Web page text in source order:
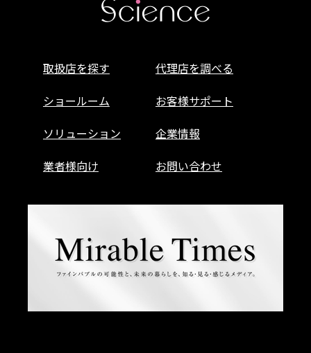
取扱店を探す
代理店を調べる
ショールーム
お客様サポート
ソリューション
企業情報
業者様向け
お問い合わせ